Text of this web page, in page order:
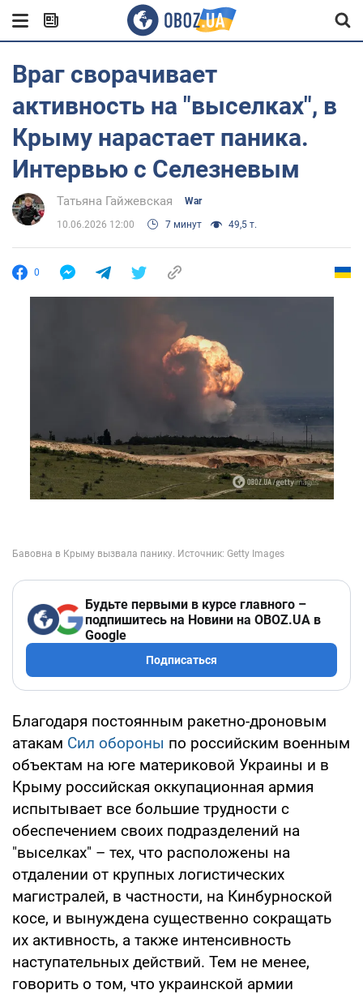
Враг сворачивает
активность на "выселках", в
Крыму нарастает паника.
Интервью с Селезневым
Татьяна Гайжевская War
10.06.2026 12:00 7 минут 49,5 т.
0
Будьте первыми в курсе главного –
подпишитесь на Новини на OBOZ.UA в
Google
Подписаться
Благодаря постоянным ракетно-дроновым
атакам Сил обороны по российским военным
объектам на юге материковой Украины и в
Крыму российская оккупационная армия
испытывает все большие трудности с
обеспечением своих подразделений на
"выселках" – тех, что расположены на
отдалении от крупных логистических
магистралей, в частности, на Кинбурноской
косе, и вынуждена существенно сокращать
их активность, а также интенсивность
наступательных действий. Тем не менее,
говорить о том, что украинской армии